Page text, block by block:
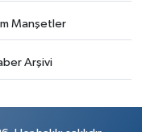
Manşetler
Arşivi